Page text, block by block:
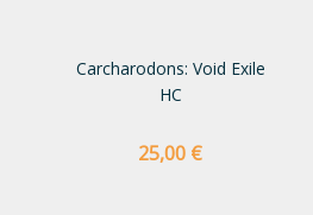
Carcharodons: Void Exile
HC
Preço
25,00 €